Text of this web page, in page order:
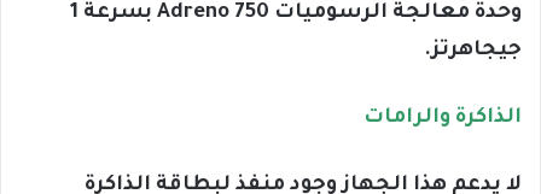
وحدة معالجة الرسوميات Adreno 750 بسرعة 1
جيجاهرتز.
الذاكرة والرامات
لا يدعم هذا الجهاز وجود منفذ لبطاقة الذاكرة